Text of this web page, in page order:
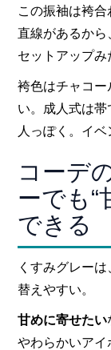
この振袖は袴
直線があるから
セットアップみ
袴色はチャコ
い。成人式は
人っぽく。イ
コーデ
ーでも“
できる
くすみグレー
替えやすい。
甘めに寄せたい
やわらかいアイ